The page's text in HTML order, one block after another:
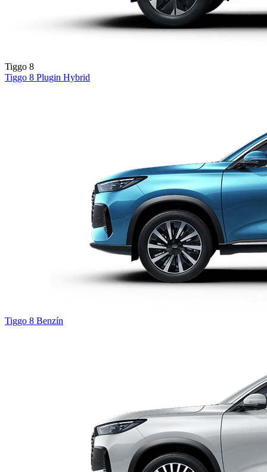
Tiggo 8
Tiggo 8 Plugin Hybrid
Tiggo 8 Benzín